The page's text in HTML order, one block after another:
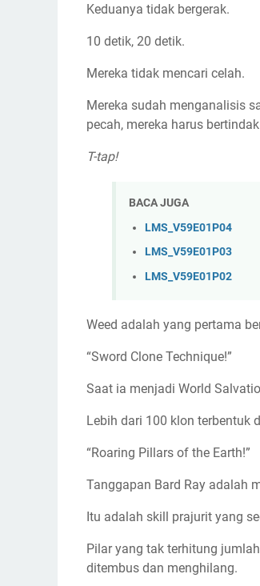
Keduanya tidak bergerak.
10 detik, 20 detik.
Mereka tidak mencari celah.
Mereka sudah menganalisis
pecah, mereka harus
T-tap!
BACA JUGA
LMS_V59E01P04
LMS_V59E01P03
LMS_V59E01P02
Weed adalah yang pertama
“Sword Clone Technique!”
Saat ia menjadi World
Lebih dari 100 klon terbentuk
“Roaring Pillars of the Earth!”
Tanggapan Bard Ray adalah
Itu adalah skill prajurit yang
Pilar yang tak terhitung
ditembus dan menghilang.